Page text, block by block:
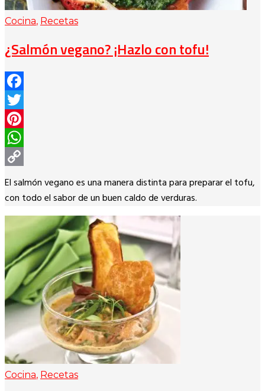
Cocina, Recetas
¿Salmón vegano? ¡Hazlo con tofu!
Facebook
Twitter
Pinterest
WhatsApp
Copy
Link
El salmón vegano es una manera distinta para preparar el tofu,
con todo el sabor de un buen caldo de verduras.
Cocina, Recetas